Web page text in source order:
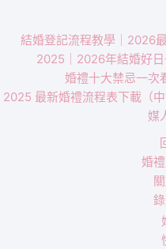
結婚登記流程教學｜2026
2025｜2026年結婚好
婚禮十大禁忌一次
2025 最新婚禮流程表下載（
媒
婚